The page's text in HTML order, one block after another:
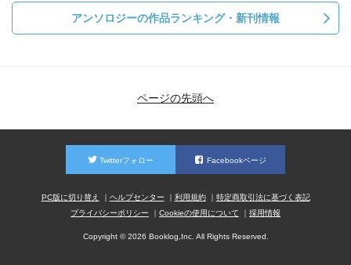
アンソロジーの作品ランキング・新刊情報
ページの先頭へ
Twitterフォロー Facebookページ
PC版に切り替え ヘルプセンター 利用規約
特定商取引法に基づく表記
プライバシーポリシー
Cookieの使用について 採用情報
Copyright © 2026 Booklog,Inc. All Rights Reserved.